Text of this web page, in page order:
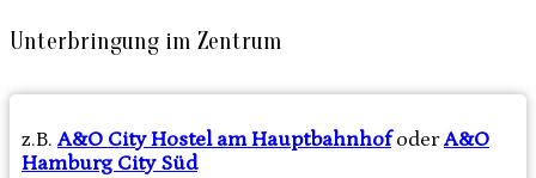
Unterbringung im Zentrum
z.B. A&O City Hostel am HauptbahnhofoderA&O
Hamburg City Süd